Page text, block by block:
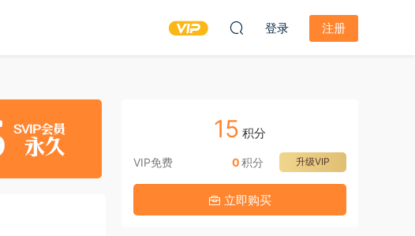
登录 注册
15 积分
VIP免费 升级VIP
0积分
立即购买